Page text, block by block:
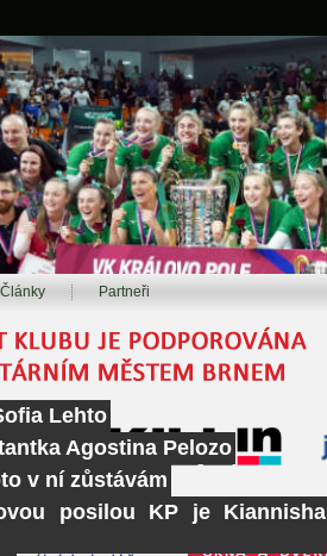
Články Partneři
Lehto
Agostina Pelozo
v ní zůstávám
posilou KP je Kiannisha